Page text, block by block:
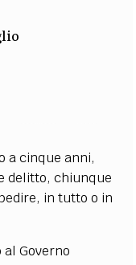
a cinque anni,
delitto, chiunque
in tutto o in
Governo